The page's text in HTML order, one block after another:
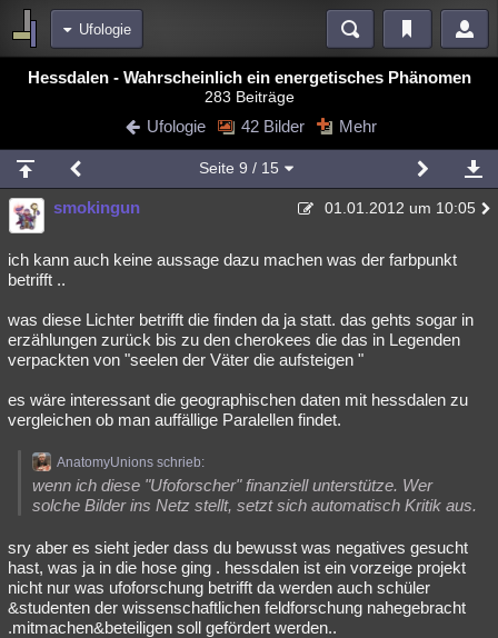
Ufologie
Bereiche
Blogs Videos
Chat Wiki Neuigkeiten
meine Rubriken
Menschen Wissenschaft Mystery Kriminalfälle
Spiritualität Verschwörungen Technologie Ufologie
weitere Rubriken
Philosophie Träume Orte Esoterik Literatur
Astronomie Helpdesk Gruppen Gaming Filme
Musik Clash Verbesserungen
Übersichten
Lesenswert Schlüsselwörter
Hessdalen - Wahrscheinlich ein energetisches Phänomen
283 Beiträge
Ufologie 42 Bilder Mehr
Seite 9 / 15
smokingun 01.01.2012 um 10:05
ich kann auch keine aussage dazu machen was der farbpunkt
betrifft ..
was diese Lichter betrifft die finden da ja statt. das gehts sogar in
erzählungen zurück bis zu den cherokees die das in Legenden
verpackten von "seelen der Väter die aufsteigen "
es wäre interessant die geographischen daten mit hessdalen zu
vergleichen ob man auffällige Paralellen findet.
AnatomyUnions schrieb:
wenn ich diese "Ufoforscher" finanziell unterstütze. Wer
solche Bilder ins Netz stellt, setzt sich automatisch Kritik aus.
sry aber es sieht jeder dass du bewusst was negatives gesucht
hast, was ja in die hose ging . hessdalen ist ein vorzeige projekt
nicht nur was ufoforschung betrifft da werden auch schüler
&studenten der wissenschaftlichen feldforschung nahegebracht
.mitmachen&beteiligen soll gefördert werden..